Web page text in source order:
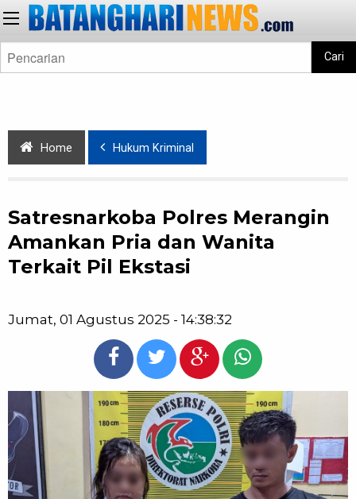
Cari
Home Hukum Kriminal
Satresnarkoba Polres Merangin
Amankan Pria dan Wanita
Terkait Pil Ekstasi
Jumat, 01 Agustus 2025 - 14:38:32